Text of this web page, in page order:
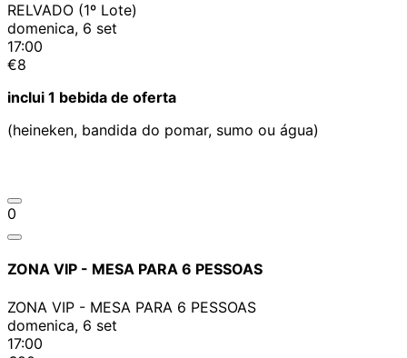
RELVADO (1º Lote)
domenica, 6 set
17:00
€8
inclui 1 bebida de oferta
(heineken, bandida do pomar, sumo ou água)
0
ZONA VIP - MESA PARA 6 PESSOAS
ZONA VIP - MESA PARA 6 PESSOAS
domenica, 6 set
17:00